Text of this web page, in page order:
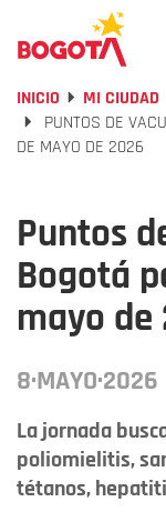
INICIO MI CIUDAD
PUNTOS DE
DE MAYO DE 2026
Puntos
Bogotá
mayo de
8·MAYO·2026
La jornada
poliomielitis,
tétanos,